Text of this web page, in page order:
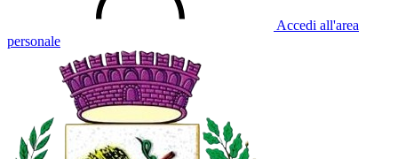
Accedi all'area
personale